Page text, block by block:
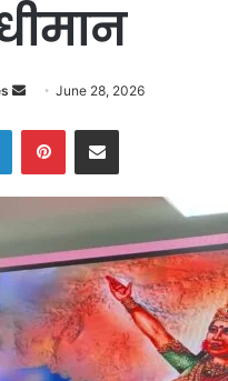
Send
email
June 28, 2026
LinkedInPinterestShare via Email